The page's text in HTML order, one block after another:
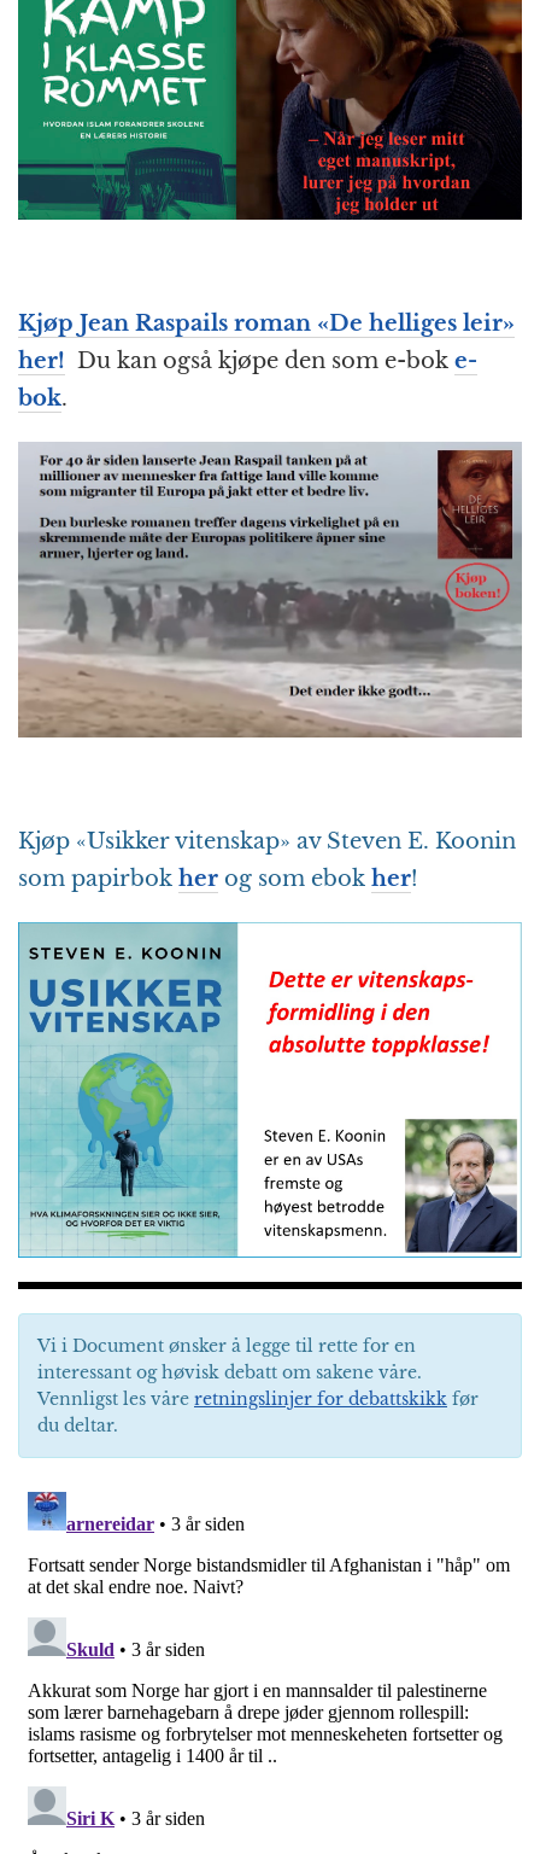
Kjøp Jean Raspails roman «De helliges leir»
her! Du kan også kjøpe den som e-bok e-
bok.
Kjøp «Usikker vitenskap» av Steven E. Koonin
som papirbok her og som ebok her!
Vi i Document ønsker å legge til rette for en
interessant og høvisk debatt om sakene våre.
Vennligst les våre retningslinjer for debattskikk før
du deltar.